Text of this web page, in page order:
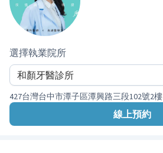
選擇執業院所
427台灣台中市潭子區潭興路三段102號2樓
線上預約